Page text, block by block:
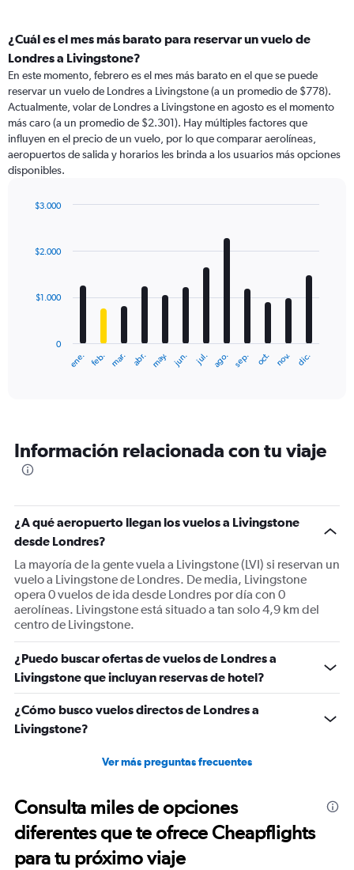
¿Cuál es el mes más barato para reservar un vuelo de
Londres a Livingstone?
En este momento, febrero es el mes más barato en el que se puede
reservar un vuelo de Londres a Livingstone (a un promedio de $778).
Actualmente, volar de Londres a Livingstone en agosto es el momento
más caro (a un promedio de $2.301). Hay múltiples factores que
influyen en el precio de un vuelo, por lo que comparar aerolíneas,
aeropuertos de salida y horarios les brinda a los usuarios más opciones
disponibles.
with
12
The
categories.
The
Y
axis
displaying
values.
Range:
0
to
3000.
ene. feb. mar. abr. may. jun. jul. ago. sep. oct. nov. dic.
0
$1.000
$2.000
$3.000
Información relacionada con tu viaje
¿A qué aeropuerto llegan los vuelos a Livingstone
desde Londres?
La mayoría de la gente vuela a Livingstone (LVI) si reservan un
vuelo a Livingstone de Londres. De media, Livingstone
opera 0 vuelos de ida desde Londres por día con 0
aerolíneas. Livingstone está situado a tan solo 4,9 km del
centro de Livingstone.
¿Puedo buscar ofertas de vuelos de Londres a
Livingstone que incluyan reservas de hotel?
¿Cómo busco vuelos directos de Londres a
Livingstone?
Ver más preguntas frecuentes
Consulta miles de opciones
diferentes que te ofrece Cheapflights
para tu próximo viaje